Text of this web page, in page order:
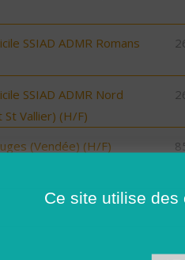
SSIAD ADMR Romans
SSIAD ADMR Nord
Vallier) (H/F)
(Vendée) (H/F)
(H/F)
Chantonnay (Vendée)
Ce site utilise